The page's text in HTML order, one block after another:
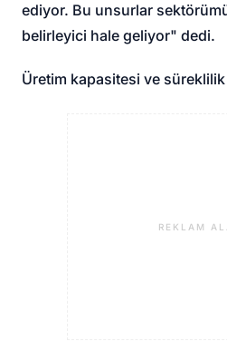
ediyor. Bu unsurlar
belirleyici hale geliyor" dedi.
Üretim kapasitesi ve süreklilik
REKLAM